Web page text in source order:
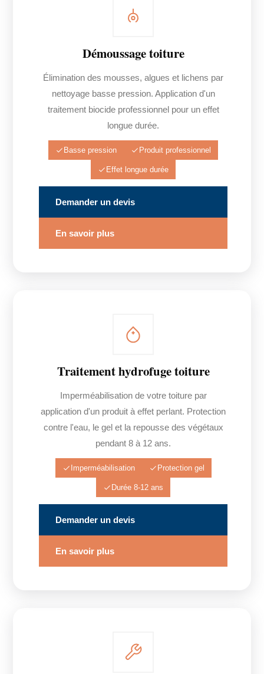
Démoussage toiture
Élimination des mousses, algues et lichens par
nettoyage basse pression. Application d'un
traitement biocide professionnel pour un effet
longue durée.
Basse pression Produit professionnel
Effet longue durée
Demander un devis
En savoir plus
Traitement hydrofuge toiture
Imperméabilisation de votre toiture par
application d'un produit à effet perlant. Protection
contre l'eau, le gel et la repousse des végétaux
pendant 8 à 12 ans.
Imperméabilisation Protection gel
Durée 8-12 ans
Demander un devis
En savoir plus